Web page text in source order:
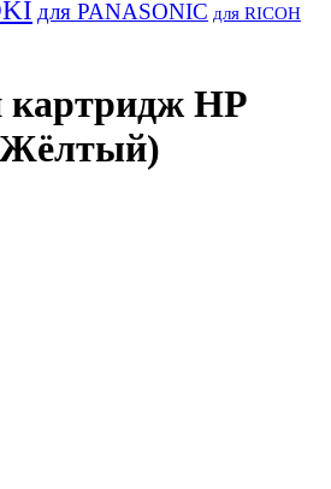
для PANASONIC для RICOH
HP
Жёлтый)